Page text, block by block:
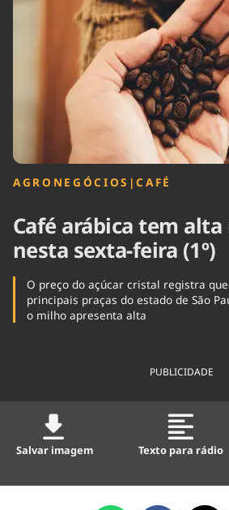
Brasil
Brasil Mineral
Cultura
Economia
Educação
Infraestrutura
Internacional
AGRONEGÓCIOS |CAFÉ
Café arábica tem alta
nesta sexta-feira (1º)
O preço do açúcar cristal registra
principais praças do estado de São
o milho apresenta alta
PUBLICIDADE
Salvar imagem Texto para rádio